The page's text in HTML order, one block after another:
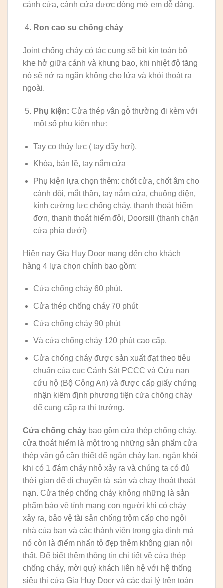
cánh cửa, cánh cửa được đóng mở em dễ dàng.
Ron cao su chống cháy
Joint chống cháy có tác dụng sẽ bít kín toàn bộ
khe hở giữa cánh và khung bao, khi nhiệt độ tăng
nó sẽ nở ra ngăn không cho lửa và khói thoát ra
ngoài.
Phụ kiện: Cửa thép vân gỗ thường đi kèm với
một số phụ kiện như:
Tay co thủy lực ( tay đẩy hơi),
Khóa, bản lề, tay nắm cửa
Phụ kiện lựa chọn thêm: chốt cửa, chốt âm cho
cánh đôi, mắt thần, tay nắm cửa, chuông điện,
kính cường lực chống cháy, thanh thoát hiểm
đơn, thanh thoát hiểm đôi, Doorsill (thanh chặn
cửa phía dưới)
Hiện nay Gia Huy Door mang đến cho khách
hàng 4 lựa chọn chính bao gồm:
Cửa chống cháy 60 phút.
Cửa thép chống cháy 70 phút
Cửa chống cháy 90 phút
Và cửa chống cháy 120 phút cao cấp.
Cửa chống cháy được sản xuất đạt theo tiêu
chuẩn của cục Cảnh Sát PCCC và Cứu nạn
cứu hộ (Bộ Công An) và được cấp giấy chứng
nhận kiểm định phương tiện cửa chống cháy
để cung cấp ra thị trường.
Cửa chống cháy bao gồm cửa thép chống cháy,
cửa thoát hiểm là một trong những sản phẩm cửa
thép vân gỗ cần thiết để ngăn cháy lan, ngăn khói
khi có 1 đám cháy nhỏ xảy ra và chúng ta có đủ
thời gian để di chuyển tài sản và chạy thoát thoát
nạn. Cửa thép chống cháy không những là sản
phẩm bảo vệ tính mạng con người khi có cháy
xảy ra, bảo vệ tài sản chống trộm cấp cho ngôi
nhà của bạn và các thành viên trong gia đình mà
nó còn là điểm nhấn tô đẹp thêm không gian nội
thất. Để biết thêm thông tin chi tiết về cửa thép
chống cháy, mời quý khách liên hệ với hệ thống
siêu thị cửa Gia Huy Door và các đại lý trên toàn